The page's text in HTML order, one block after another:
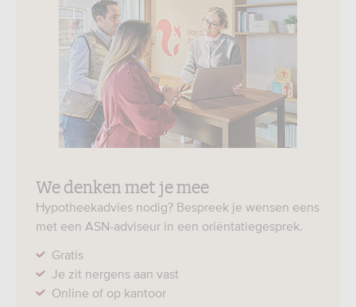
We denken met je mee
Hypotheekadvies nodig? Bespreek je wensen eens
met een ASN-adviseur in een oriëntatiegesprek.
Gratis
Je zit nergens aan vast
Online of op kantoor